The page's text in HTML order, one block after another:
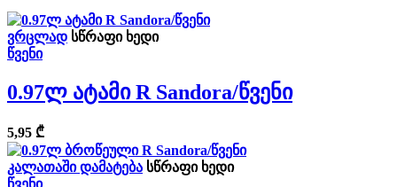
ვრცლად სწრაფი ხედი
წვენი
0.97ლ Ატამი R Sandora/წვენი
5,95 ₾
კალათაში დამატება სწრაფი ხედი
წვენი